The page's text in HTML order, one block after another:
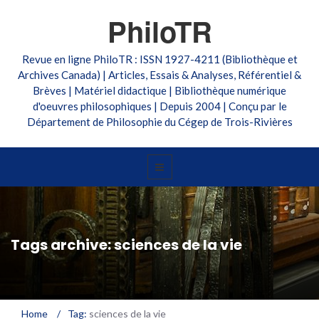
PhiloTR
Revue en ligne PhiloTR : ISSN 1927-4211 (Bibliothèque et
Archives Canada) | Articles, Essais & Analyses, Référentiel &
Brèves | Matériel didactique | Bibliothèque numérique
d'oeuvres philosophiques | Depuis 2004 | Conçu par le
Département de Philosophie du Cégep de Trois-Rivières
Tags archive: sciences de la vie
Home / Tag: sciences de la vie